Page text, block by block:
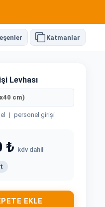
Katmanlar
Levhası
cm)
| personel girişi
₺ kdv dahil
EKLE